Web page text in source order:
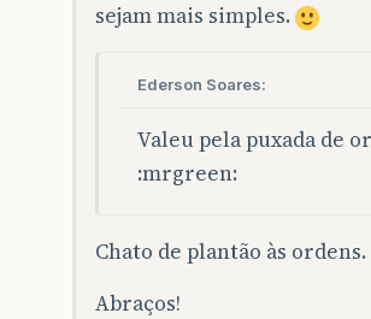
sejam mais simples.
Ederson Soares:
Valeu pela puxada de
:mrgreen:
Chato de plantão às ordens.
Abraços!